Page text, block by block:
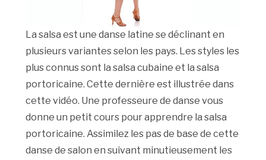
La salsa est une danse latine se déclinant en
plusieurs variantes selon les pays. Les styles les
plus connus sont la salsa cubaine et la salsa
portoricaine. Cette dernière est illustrée dans
cette vidéo. Une professeure de danse vous
donne un petit cours pour apprendre la salsa
portoricaine. Assimilez les pas de base de cette
danse de salon en suivant minutieusement les